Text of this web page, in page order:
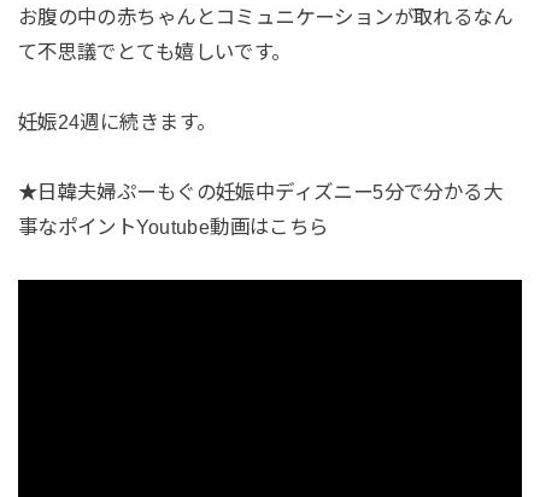
お腹の中の赤ちゃんとコミュニケーションが取れるなん
て不思議でとても嬉しいです。
妊娠24週に続きます。
★日韓夫婦ぷーもぐの妊娠中ディズニー5分で分かる大
事なポイントYoutube動画はこちら